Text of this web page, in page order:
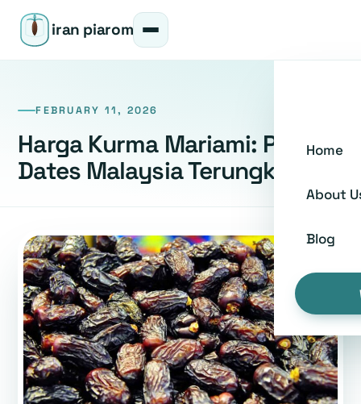
iran piarom
Home
About
Blog
FEBRUARY 11, 2026
Harga Kurma Mariami: Piarom
Dates Malaysia Terungkap